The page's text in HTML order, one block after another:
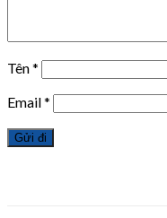
Tên*
Email*